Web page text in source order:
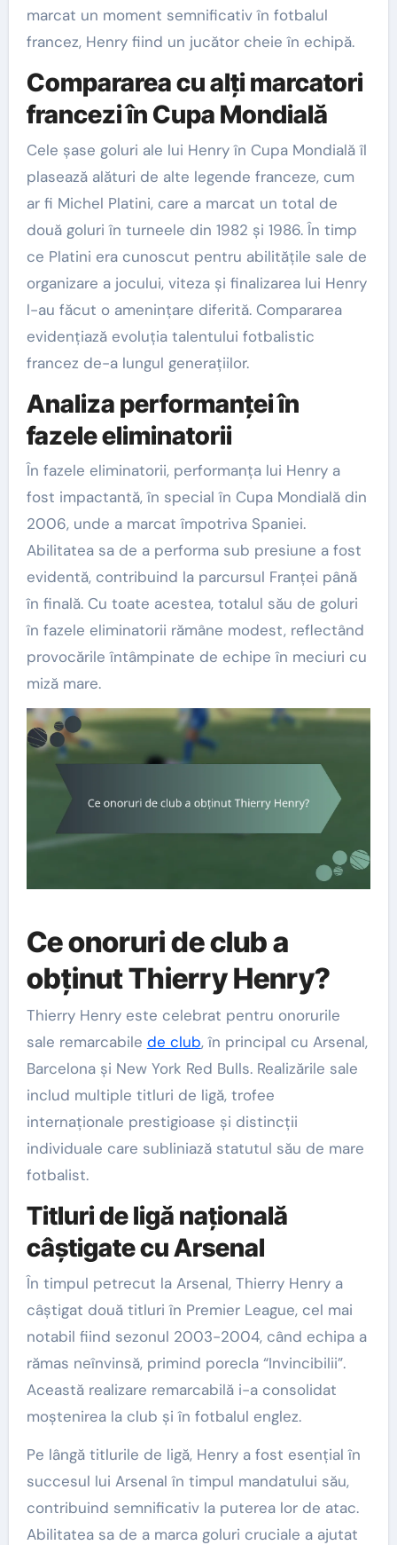
marcat un moment semnificativ în fotbalul
francez, Henry fiind un jucător cheie în echipă.
Compararea cu alți marcatori
francezi în Cupa Mondială
Cele șase goluri ale lui Henry în Cupa Mondială îl
plasează alături de alte legende franceze, cum
ar fi Michel Platini, care a marcat un total de
două goluri în turneele din 1982 și 1986. În timp
ce Platini era cunoscut pentru abilitățile sale de
organizare a jocului, viteza și finalizarea lui Henry
l-au făcut o amenințare diferită. Compararea
evidențiază evoluția talentului fotbalistic
francez de-a lungul generațiilor.
Analiza performanței în
fazele eliminatorii
În fazele eliminatorii, performanța lui Henry a
fost impactantă, în special în Cupa Mondială din
2006, unde a marcat împotriva Spaniei.
Abilitatea sa de a performa sub presiune a fost
evidentă, contribuind la parcursul Franței până
în finală. Cu toate acestea, totalul său de goluri
în fazele eliminatorii rămâne modest, reflectând
provocările întâmpinate de echipe în meciuri cu
miză mare.
Ce onoruri de club a
obținut Thierry Henry?
Thierry Henry este celebrat pentru onorurile
sale remarcabile de club, în principal cu Arsenal,
Barcelona și New York Red Bulls. Realizările sale
includ multiple titluri de ligă, trofee
internaționale prestigioase și distincții
individuale care subliniază statutul său de mare
fotbalist.
Titluri de ligă națională
câștigate cu Arsenal
În timpul petrecut la Arsenal, Thierry Henry a
câștigat două titluri în Premier League, cel mai
notabil fiind sezonul 2003-2004, când echipa a
rămas neînvinsă, primind porecla “Invincibilii”.
Această realizare remarcabilă i-a consolidat
moștenirea la club și în fotbalul englez.
Pe lângă titlurile de ligă, Henry a fost esențial în
succesul lui Arsenal în timpul mandatului său,
contribuind semnificativ la puterea lor de atac.
Abilitatea sa de a marca goluri cruciale a ajutat